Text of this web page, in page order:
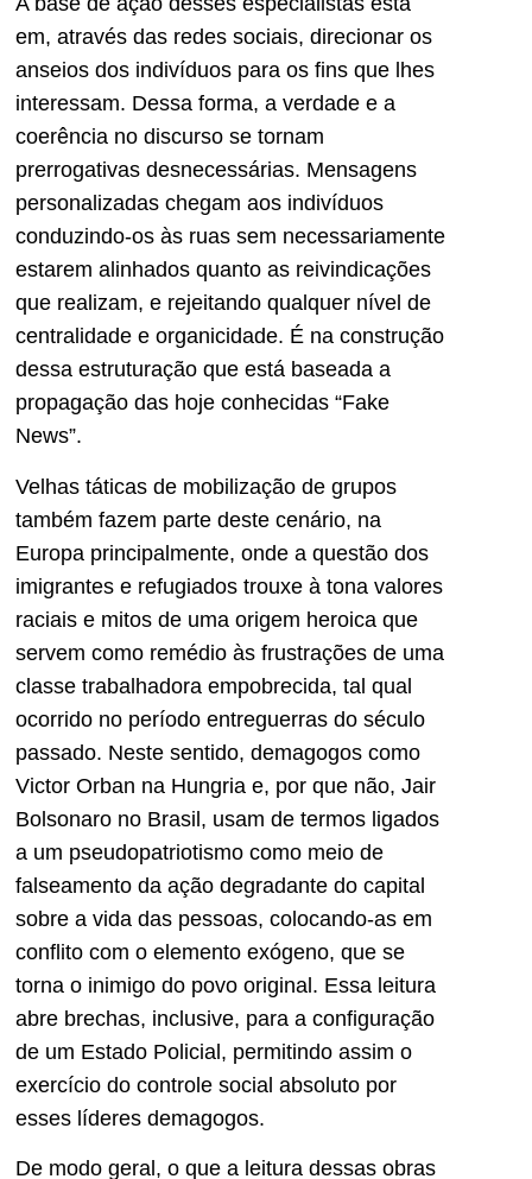
em, através das redes sociais, direcionar os
anseios dos indivíduos para os fins que lhes
interessam. Dessa forma, a verdade e a
coerência no discurso se tornam
prerrogativas desnecessárias. Mensagens
personalizadas chegam aos indivíduos
conduzindo-os às ruas sem necessariamente
estarem alinhados quanto as reivindicações
que realizam, e rejeitando qualquer nível de
centralidade e organicidade. É na construção
dessa estruturação que está baseada a
propagação das hoje conhecidas “Fake
News”.
Velhas táticas de mobilização de grupos
também fazem parte deste cenário, na
Europa principalmente, onde a questão dos
imigrantes e refugiados trouxe à tona valores
raciais e mitos de uma origem heroica que
servem como remédio às frustrações de uma
classe trabalhadora empobrecida, tal qual
ocorrido no período entreguerras do século
passado. Neste sentido, demagogos como
Victor Orban na Hungria e, por que não, Jair
Bolsonaro no Brasil, usam de termos ligados
a um pseudopatriotismo como meio de
falseamento da ação degradante do capital
sobre a vida das pessoas, colocando-as em
conflito com o elemento exógeno, que se
torna o inimigo do povo original. Essa leitura
abre brechas, inclusive, para a configuração
de um Estado Policial, permitindo assim o
exercício do controle social absoluto por
esses líderes demagogos.
De modo geral, o que a leitura dessas obras